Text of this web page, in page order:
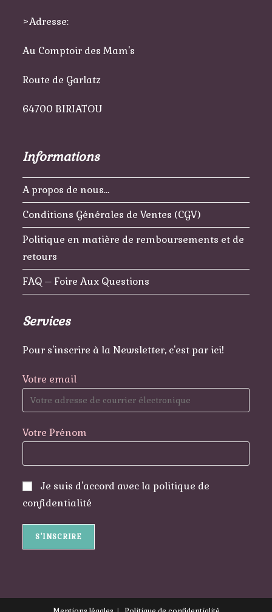
>Adresse:
Au Comptoir des Mam's
Route de Garlatz
64700 BIRIATOU
Informations
A propos de nous…
Conditions Générales de Ventes (CGV)
Politique en matière de remboursements et de
retours
FAQ – Foire Aux Questions
Services
Pour s'inscrire à la Newsletter, c'est par ici!
Votre email
Votre Prénom
Je suis d'accord avec la politique de
confidentialité